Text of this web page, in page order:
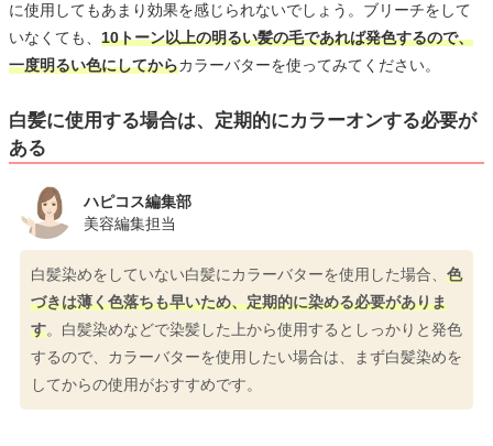
に使用してもあまり効果を感じられないでしょう。ブリーチをして
いなくても、 10トーン以上の明るい髪の毛であれば発色するので、
一度明るい色にしてからカラーバターを使ってみてください。
白髪に使用する場合は、定期的にカラーオンする必要が
ある
ハピコス編集部
美容編集担当
白髪染めをしていない白髪にカラーバターを使用した場合、 色
づきは薄く色落ちも早いため、定期的に染める必要がありま
す。白髪染めなどで染髪した上から使用するとしっかりと発色
するので、カラーバターを使用したい場合は、まず白髪染めを
してからの使用がおすすめです。